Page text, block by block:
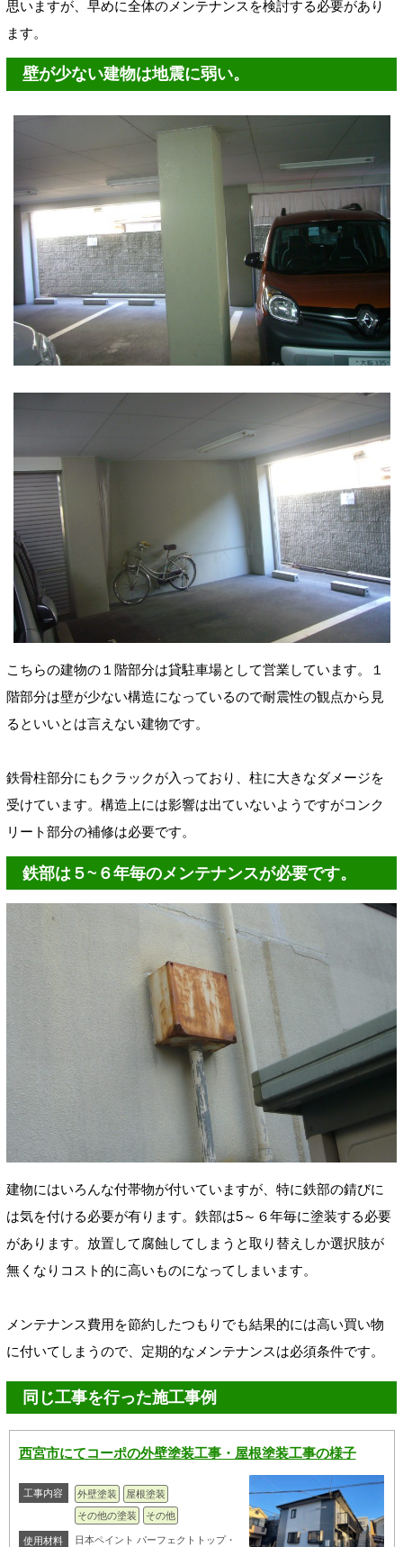
思いますが、早めに全体のメンテナンスを検討する必要があり
ます。
壁が少ない建物は地震に弱い。
こちらの建物の１階部分は貸駐車場として営業しています。１
階部分は壁が少ない構造になっているので耐震性の観点から見
るといいとは言えない建物です。
鉄骨柱部分にもクラックが入っており、柱に大きなダメージを
受けています。構造上には影響は出ていないようですがコンク
リート部分の補修は必要です。
鉄部は５~６年毎のメンテナンスが必要です。
建物にはいろんな付帯物が付いていますが、特に鉄部の錆びに
は気を付ける必要が有ります。鉄部は5～６年毎に塗装する必要
があります。放置して腐蝕してしまうと取り替えしか選択肢が
無くなりコスト的に高いものになってしまいます。
メンテナンス費用を節約したつもりでも結果的には高い買い物
に付いてしまうので、定期的なメンテナンスは必須条件です。
同じ工事を行った施工事例
西宮市にてコーポの外壁塗装工事・屋根塗装工事の様子
工事内容 外壁塗装
屋根塗装
その他の塗装
その他
使用材料
日本ペイント パーフェクトトップ・